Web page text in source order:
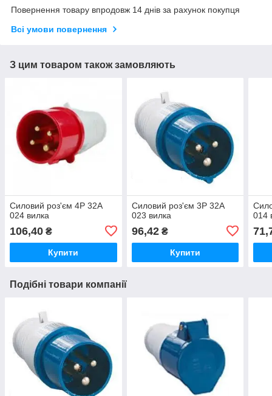
Повернення товару впродовж 14 днів за рахунок покупця
Всі умови повернення
З цим товаром також замовляють
Силовий роз'єм 4Р 32А
024 вилка
106,40 ₴
Купити
Силовий роз'єм 3Р 32А
023 вилка
96,42₴
Купити
014
Подібні товари компанії